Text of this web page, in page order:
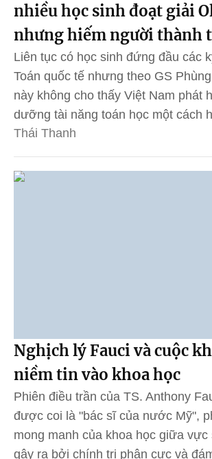
nhiều học sinh đoạt giải
nhưng hiếm người thành
Liên tục có học sinh đứng đầu các
Toán quốc tế nhưng theo GS
này không cho thấy Việt Nam phát
dưỡng tài năng toán học một cách
Thái Thanh
Nghịch lý Fauci và cuộc
niềm tin vào khoa học
Phiên điều trần của TS. Anthony
được coi là "bác sĩ của nước Mỹ",
mong manh của khoa học giữa
gây ra bởi chính trị phân cực và